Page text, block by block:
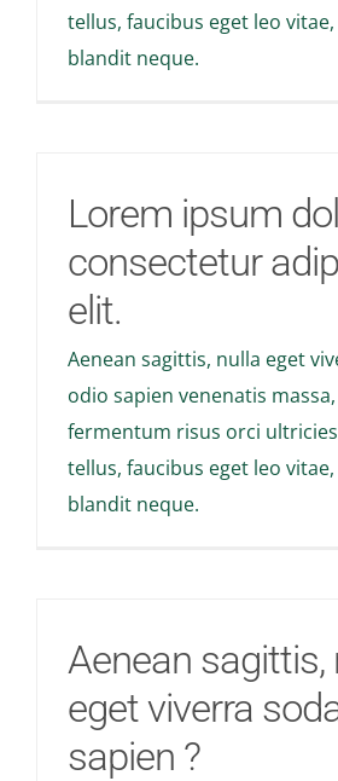
tellus, faucibus eget leo
blandit neque.
Lorem ipsum
consectetur
elit.
Aenean sagittis, nulla eget
odio sapien venenatis
fermentum risus orci
tellus, faucibus eget leo
blandit neque.
Aenean sagittis,
eget viverra
sapien ?